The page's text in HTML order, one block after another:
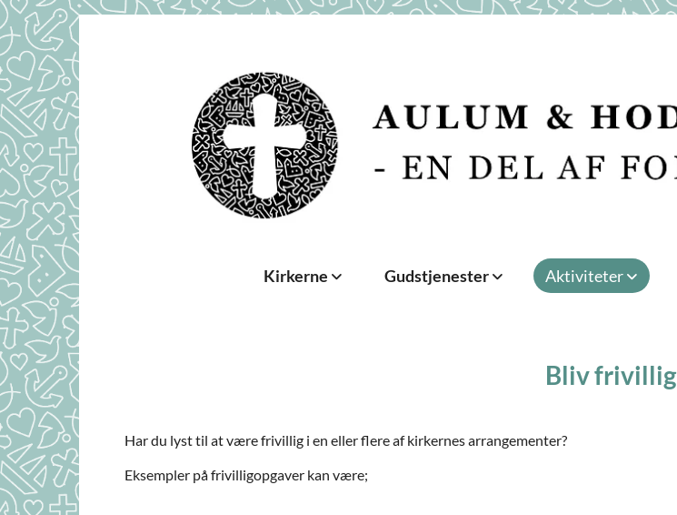
Kirkerne Gudstjenester Aktiviteter
Bliv frivillig
Har du lyst til at være frivillig i en eller flere af kirkernes arrangementer?
Eksempler på frivilligopgaver kan være;